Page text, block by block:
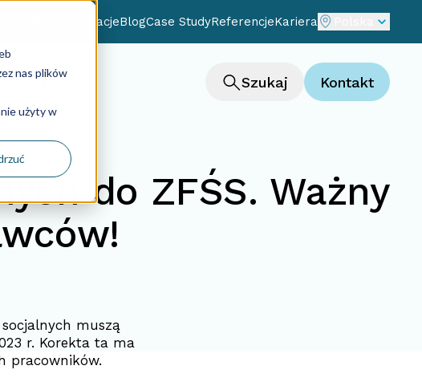
nas plików
użyty w
SpecjalizacjeBlogCase StudyReferencjeKariera
Szukaj Kontakt
do ZFŚS. Ważny
muszą
r. Korekta ta ma
pracowników.